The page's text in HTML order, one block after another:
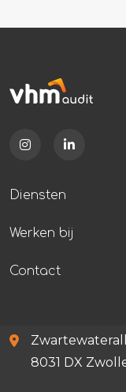
Diensten
Werken bij
Contact
8031 DX